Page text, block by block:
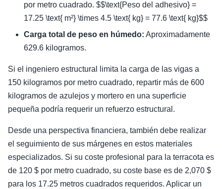
por metro cuadrado. $$\text{Peso del adhesivo} =
17.25 \text{ m²} \times 4.5 \text{ kg} = 77.6 \text{ kg}$$
Carga total de peso en húmedo: Aproximadamente
629.6 kilogramos.
Si el ingeniero estructural limita la carga de las vigas a
150 kilogramos por metro cuadrado, repartir más de 600
kilogramos de azulejos y mortero en una superficie
pequeña podría requerir un refuerzo estructural.
Desde una perspectiva financiera, también debe realizar
el seguimiento de sus márgenes en estos materiales
especializados. Si su coste profesional para la terracota es
de 120 $ por metro cuadrado, su coste base es de 2,070 $
para los 17.25 metros cuadrados requeridos. Aplicar un